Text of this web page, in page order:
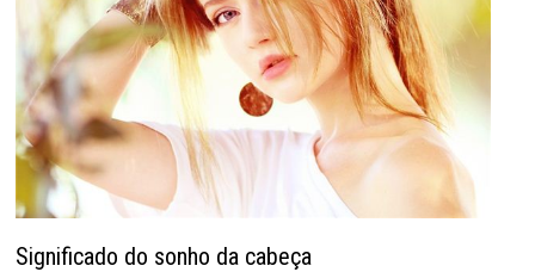
Significado do sonho da cabeça